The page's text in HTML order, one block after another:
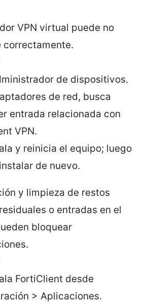
VPN virtual puede no
correctamente.
de dispositivos.
de red, busca
entrada relacionada con
VPN.
y reinicia el equipo; luego
de nuevo.
y limpieza de restos
o entradas en el
bloquear
FortiClient desde
> Aplicaciones.